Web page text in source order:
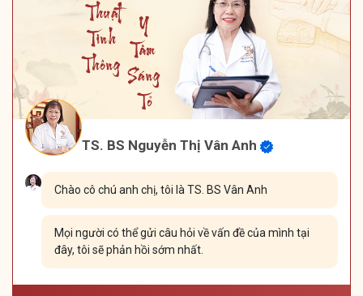
TS. BS Nguyễn Thị Vân Anh
Chào cô chú anh chị, tôi là TS. BS Vân Anh
Mọi người có thể gửi câu hỏi về vấn đề của mình tại
đây, tôi sẽ phản hồi sớm nhất.